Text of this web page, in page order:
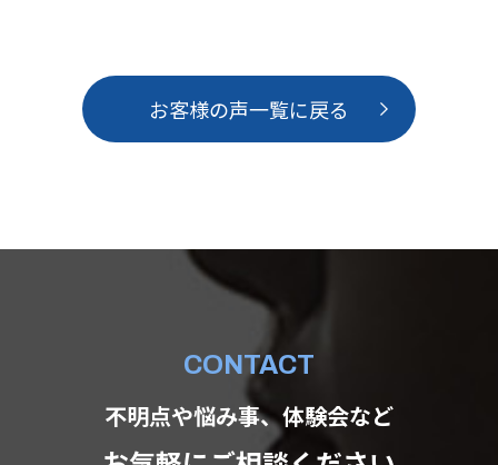
お客様の声一覧に戻る
CONTACT
不明点や悩み事、体験会など